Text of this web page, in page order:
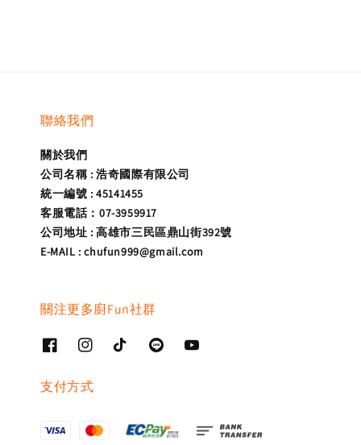
聯絡我們
關於我們
公司名稱 : 浩奇國際有限公司
統一編號 : 45141455
客服電話：07-3959917
公司地址 : 高雄市三民區鼎山街392號
E-MAIL : chufun999@gmail.com
關注更多廚Fun社群
支付方式